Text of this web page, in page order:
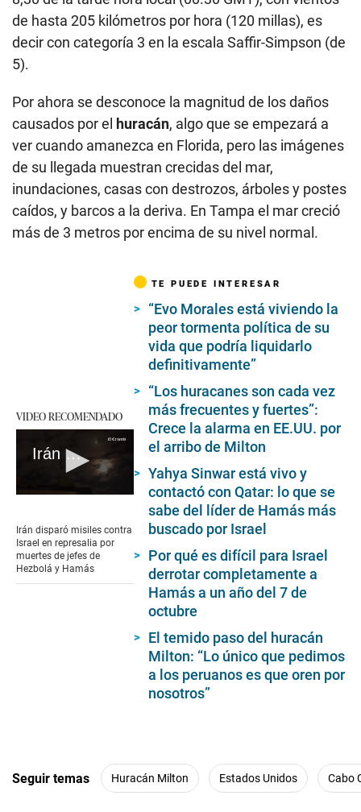
de hasta 205 kilómetros por hora (120 millas), es
decir con categoría 3 en la escala Saffir-Simpson (de
5).
Por ahora se desconoce la magnitud de los daños
causados por el huracán, algo que se empezará a
ver cuando amanezca en Florida, pero las imágenes
de su llegada muestran crecidas del mar,
inundaciones, casas con destrozos, árboles y postes
caídos, y barcos a la deriva. En Tampa el mar creció
más de 3 metros por encima de su nivel normal.
VIDEO RECOMENDADO
Irán disparó misiles contra Israel en represalia por muertes de jefes de Hezbolá y Hamás
of
1
minute,
48
seconds
Irán disparó misiles contra
Israel en represalia por
muertes de jefes de
Hezbolá y Hamás
TE PUEDE INTERESAR
“Evo Morales está viviendo la
peor tormenta política de su
vida que podría liquidarlo
definitivamente”
“Los huracanes son cada vez
más frecuentes y fuertes”:
Crece la alarma en EE.UU. por
el arribo de Milton
Yahya Sinwar está vivo y
contactó con Qatar: lo que se
sabe del líder de Hamás más
buscado por Israel
Por qué es difícil para Israel
derrotar completamente a
Hamás a un año del 7 de
octubre
El temido paso del huracán
Milton: “Lo único que pedimos
a los peruanos es que oren por
nosotros”
Seguir temas Huracán Milton Estados Unidos Cabo